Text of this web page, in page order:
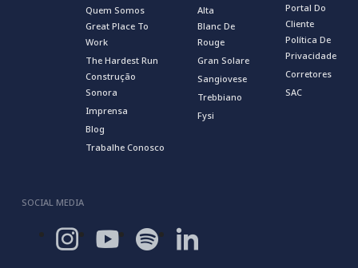
Quem Somos
Great Place To
Work
The Hardest Run
Construção
Sonora
Imprensa
Blog
Trabalhe Conosco
Alta
Blanc De
Rouge
Gran Solare
Sangiovese
Trebbiano
Fysi
Portal Do
Cliente
Política De
Privacidade
Corretores
SAC
SOCIAL MEDIA